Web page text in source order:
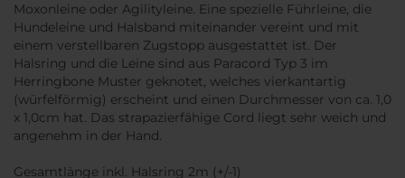
Moxonleine oder Agilityleine. Eine spezielle Führleine, die
Hundeleine und Halsband miteinander vereint und mit
einem verstellbaren Zugstopp ausgestattet ist. Der
Halsring und die Leine sind aus Paracord Typ 3 im
Herringbone Muster geknotet, welches vierkantartig
(würfelförmig) erscheint und einen Durchmesser von ca. 1,0
x 1,0cm hat. Das strapazierfähige Cord liegt sehr weich und
angenehm in der Hand.
Gesamtlänge inkl. Halsring 2m (+/-1)